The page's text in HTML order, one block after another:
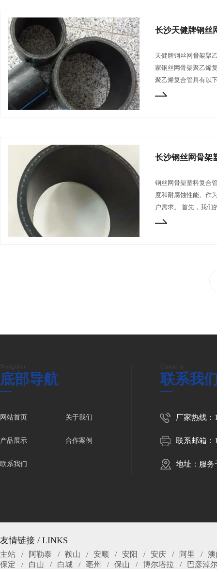
长沙天健牌钢丝
天健牌钢丝网骨架聚
家钢丝网骨架聚乙烯
聚乙烯复合管具有以
长沙钢丝网骨架
钢丝网骨架塑料复合
度和耐腐蚀性能。作
户需求。 首先，我们
底部导航
网站首页 关于我们
产品展示 合作案例
联系我们
联系我
厂家热线：
联系邮箱：
地址：服务
友情链接 / LINKS
主站 阿勒泰 鞍山 安顺 安阳 安庆 阿里
澳
保定
白山 白城 亳州 保山 博尔塔拉
巴彦淖